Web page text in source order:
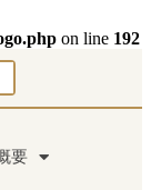
on line 192
要